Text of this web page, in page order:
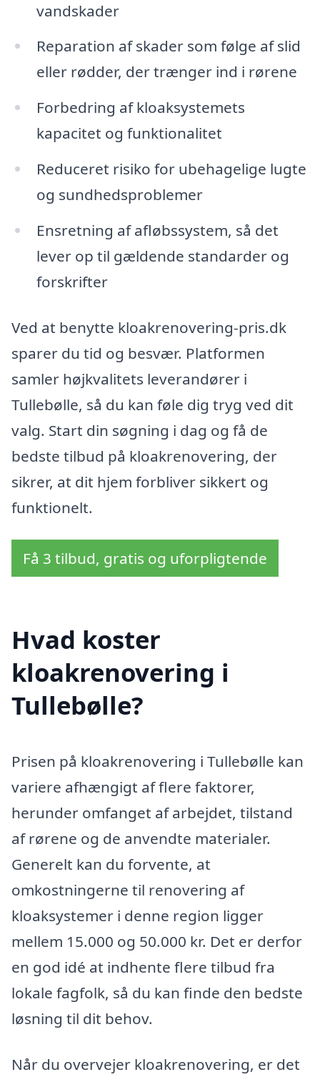
vandskader
Reparation af skader som følge af slid
eller rødder, der trænger ind i rørene
Forbedring af kloaksystemets
kapacitet og funktionalitet
Reduceret risiko for ubehagelige lugte
og sundhedsproblemer
Ensretning af afløbssystem, så det
lever op til gældende standarder og
forskrifter
Ved at benytte kloakrenovering-pris.dk
sparer du tid og besvær. Platformen
samler højkvalitets leverandører i
Tullebølle, så du kan føle dig tryg ved dit
valg. Start din søgning i dag og få de
bedste tilbud på kloakrenovering, der
sikrer, at dit hjem forbliver sikkert og
funktionelt.
Få 3 tilbud, gratis og uforpligtende
Hvad koster
kloakrenovering i
Tullebølle?
Prisen på kloakrenovering i Tullebølle kan
variere afhængigt af flere faktorer,
herunder omfanget af arbejdet, tilstand
af rørene og de anvendte materialer.
Generelt kan du forvente, at
omkostningerne til renovering af
kloaksystemer i denne region ligger
mellem 15.000 og 50.000 kr. Det er derfor
en god idé at indhente flere tilbud fra
lokale fagfolk, så du kan finde den bedste
løsning til dit behov.
Når du overvejer kloakrenovering, er det